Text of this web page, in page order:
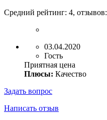
Средний рейтинг: 4, отзывов:
03.04.2020
Гость
Приятная цена
Плюсы: Качество
Задать вопрос
Написать отзыв